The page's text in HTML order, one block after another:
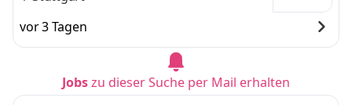
vor 3 Tagen
Jobszu dieser Suche per Mail erhalten